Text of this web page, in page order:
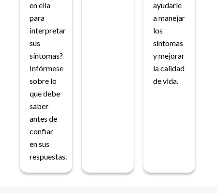
en ella
para
interpretar
sus
síntomas?
Infórmese
sobre lo
que debe
saber
antes de
confiar
en sus
respuestas.
ayudarle
a manejar
los
síntomas
y mejorar
la calidad
de vida.